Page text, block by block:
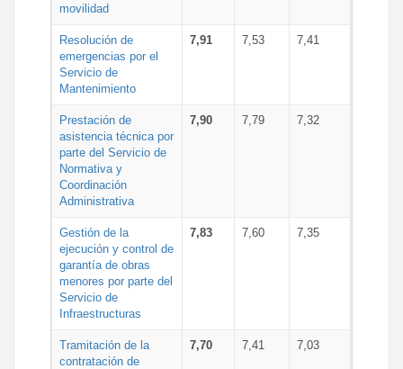
movilidad
Resolución de
emergencias por el
Servicio de
Mantenimiento
7,91 7,53 7,41
Prestación de
asistencia técnica por
parte del Servicio de
Normativa y
Coordinación
Administrativa
7,90 7,79 7,32
Gestión de la
ejecución y control de
garantía de obras
menores por parte del
Servicio de
Infraestructuras
7,83 7,60 7,35
Tramitación de la
contratación de
7,70 7,41 7,03